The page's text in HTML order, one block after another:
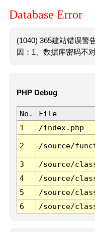
Database Error
(1040) 365建站错误警
因：1、数据库密码不
PHP Debug
No. File
1
/index.php
2 /source/
3 /source/
4
/source/
5
/source/
6
/source/